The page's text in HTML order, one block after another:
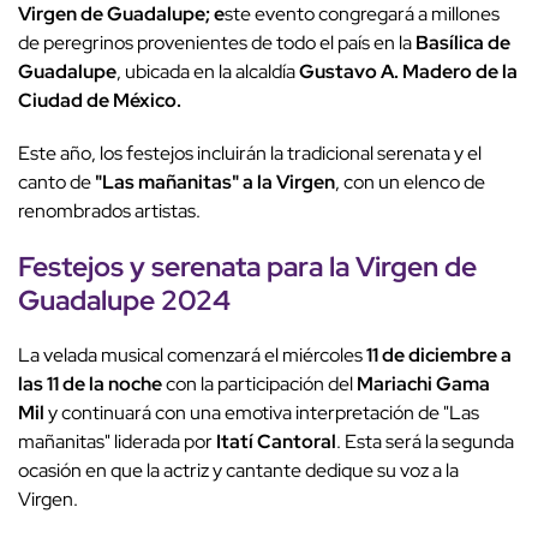
Virgen de Guadalupe; este evento congregará a millones
de peregrinos provenientes de todo el país en laBasílica de
Guadalupe, ubicada en la alcaldíaGustavo A. Madero de la
Ciudad de México.
Este año, los festejos incluirán la tradicional serenata y el
canto de"Las mañanitas" a la Virgen, con un elenco de
renombrados artistas.
Festejos y serenata para la Virgen de
Guadalupe 2024
La velada musical comenzará el miércoles11 de diciembre a
las 11 de la nochecon la participación delMariachi Gama
Mily continuará con una emotiva interpretación de "Las
mañanitas" liderada porItatí Cantoral. Esta será la segunda
ocasión en que la actriz y cantante dedique su voz a la
Virgen.